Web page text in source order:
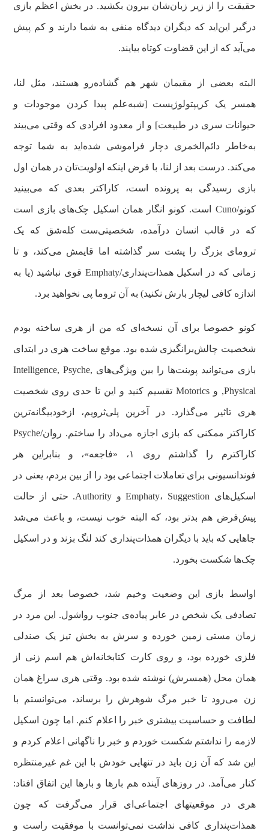
حقیقت را از زیر زبان‌شان بیرون بکشید. در بخش اعظم بازی
درگیر این‌اید که دیگران دیدگاه منفی به شما دارند و کم پیش
می‌آید که از این قضاوت کوتاه بیایند.
البته بعضی از مقیمان شهر هم گشاده‌رو هستند، مثل لنا،
همسر یک کریپتولوژیست [شبه‌علم پیدا کردن موجودات و
حیوانات سری در طبیعت] و از معدود افرادی که وقتی می‌بیند
به‌خاطر دائم‌الخمری دچار فراموشی شده‌اید به شما توجه
می‌کند. درست بعد از لنا، با فرض اینکه اولویت‌تان در همان اول
بازی رسیدگی به پرونده است، کاراکتر بعدی که می‌بینید
کونو/Cuno است. کونو انگار همان اسکیل چک‌های بازی است
که در قالب انسان درآمده، شخصیتی‌ست کله‌شق که یک
ترومای بزرگ را پشت سر گذاشته اما قایمش می‌کند، و تا
زمانی که در اسکیل همذات‌پنداری/Emphaty قوی نباشید (یا به
اندازه کافی لیچار بارش نکنید) به آن تروما پی نخواهید برد.
کونو خصوصا برای آن نسخه‌ای که من از هری ساخته بودم
شخصیت چالش‌برانگیزی شده بود. موقع ساخت هری در ابتدای
بازی می‌توانید پوینت‌ها را بین ویژگی‌های Intelligence, Psyche,
Physical, و Motorics تقسیم کنید و این تا حدی روی شخصیت
هری تاثیر می‌گذارد. در آخرین پلی‌ثرویم، ازخودبیگانه‌ترین
کاراکتر ممکنی که بازی اجازه می‌داد را ساختم. روان/Psyche
کاراکترم را گذاشتم روی ۱، «فاجعه»، و بنابراین هر
فوندانسیونی برای تعاملات اجتماعی بود را از بین بردم، یعنی در
اسکیل‌های Emphaty، Suggestion و Authority. حتی از حالت
پیش‌فرض هم بدتر بود، که البته خوب نیست، و باعث می‌شد
جاهایی که باید با دیگران همذات‌پنداری کند لنگ بزند و در اسکیل
چک‌ها شکست بخورد.
اواسط بازی این وضعیت وخیم شد، خصوصا بعد از مرگ
تصادفی یک شخص در عابر پیاده‌ی جنوب رواشول. این مرد در
زمان مستی زمین خورده و سرش به بخش تیز یک صندلی
فلزی خورده بود، و روی کارت کتابخانه‌اش هم اسم زنی از
همان محل (همسرش) نوشته شده بود. وقتی هری سراغ همان
زن می‌رود تا خبر مرگ شوهرش را برساند، می‌توانستم با
لطافت و حساسیت بیشتری خبر را اعلام کنم. اما چون اسکیل
لازمه‌ را نداشتم شکست خوردم و خبر را ناگهانی اعلام کردم و
این شد که آن زن باید در تنهایی خودش با این غم غیرمنتظره
کنار می‌آمد. در روزهای آینده هم بارها و بارها این اتفاق افتاد:
هری در موقعیتهای اجتماعی‌ای قرار می‌گرفت که چون
همذات‌پنداری کافی نداشت نمی‌توانست با موفقیت راست‌ و